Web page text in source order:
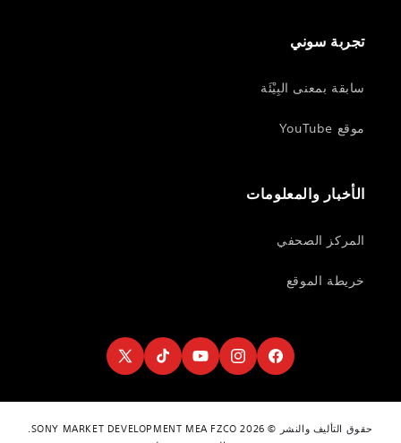
تجربة سوني
سابقة بمعنى البِيْئَة
موقع YouTube
الأخبار والمعلومات
المركز الصحفي
خريطة الموقع
Facebook
Instagram
YouTube
TikTok
Twitter
حقوق التأليف والنشر © 2026 SONY MARKET DEVELOPMENT MEA FZCO.